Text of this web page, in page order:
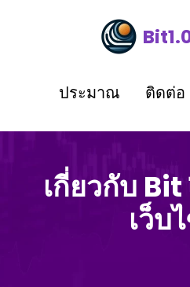
ประมาณ ติดต่อ
เกี่ยวกับ
เว็บ